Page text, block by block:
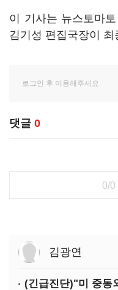
이 기사는 뉴스토마
김기성 편집국장이 최
댓글 0
0/0
김광연